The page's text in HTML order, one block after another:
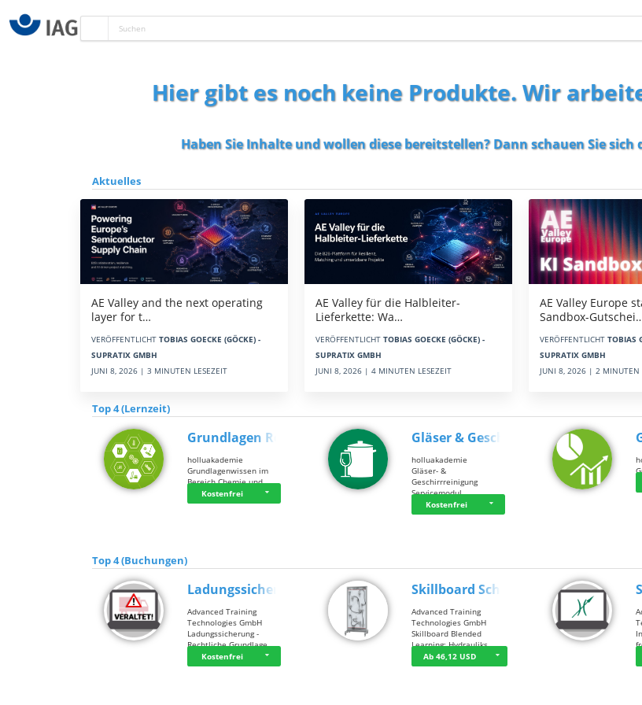
Hier gibt es noch keine Produkte. Wir
Haben Sie Inhalte und wollen diese bereitstellen? Dann schauen Sie sich
Aktuelles
AE Valley and the next operating
layer for t…
VERÖFFENTLICHT TOBIAS GOECKE (GÖCKE) -
SUPRATIX GMBH
JUNI 8, 2026 | 3 MINUTEN LESEZEIT
AE Valley für die Halbleiter-
Lieferkette: Wa…
VERÖFFENTLICHT TOBIAS GOECKE (GÖCKE) -
SUPRATIX GMBH
JUNI 8, 2026 | 4 MINUTEN LESEZEIT
AE Valley Europe
Sandbox-
VERÖFFENTLICHT TOBIAS
SUPRATIX GMBH
JUNI 8, 2026 | 2 MINUTEN
Top 4 (Lernzeit)
Grundlagen Rein…
holluakademie
Grundlagenwissen im
Bereich Chemie und …
Kostenfrei
Gläser & Geschi…
holluakademie
Gläser- &
Geschirrreinigung
Servicemodul
Kostenfrei
Top 4 (Buchungen)
Ladungssicherung
Advanced Training
Technologies GmbH
Ladungssicherung -
Rechtliche Grundlage…
Kostenfrei
Skillboard Schl…
Advanced Training
Technologies GmbH
Skillboard Blended
Learning: Hydrauliks…
Ab 46,12 USD